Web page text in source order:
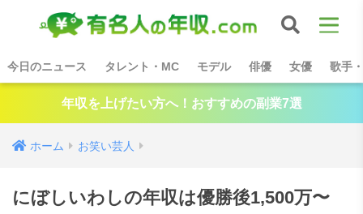
今日のニュース タレント・MC モデル 俳優 女優 歌手
年収を上げたい方へ！おすすめの副業7選
ホーム お笑い芸人
にぼしいわしの年収は優勝後1,500万〜